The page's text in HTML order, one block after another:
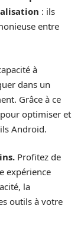
: ils
entre
à
dans un
Grâce à ce
optimiser et
Android.
Profitez de
expérience
la
outils à votre